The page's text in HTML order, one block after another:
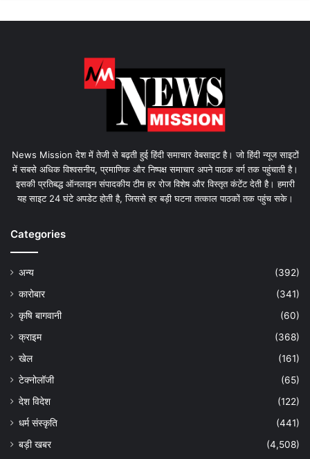
News Mission देश में तेजी से बढ़ती हुई हिंदी समाचार वेबसाइट है। जो हिंदी न्यूज साइटों
में सबसे अधिक विश्वसनीय, प्रमाणिक और निष्पक्ष समाचार अपने पाठक वर्ग तक पहुंचाती है।
इसकी प्रतिबद्ध ऑनलाइन संपादकीय टीम हर रोज विशेष और विस्तृत कंटेंट देती है। हमारी
यह साइट 24 घंटे अपडेट होती है, जिससे हर बड़ी घटना तत्काल पाठकों तक पहुंच सके।
Categories
अन्य
(392)
कारोबार
(341)
कृषि बागवानी
(60)
क्राइम
(368)
खेल
(161)
टेक्नोलॉजी
(65)
देश विदेश
(122)
धर्म संस्कृति
(441)
बड़ी खबर
(4,508)